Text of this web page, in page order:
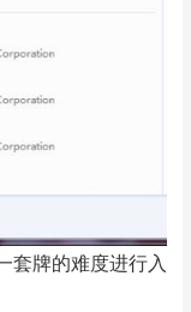
牌的难度进行入